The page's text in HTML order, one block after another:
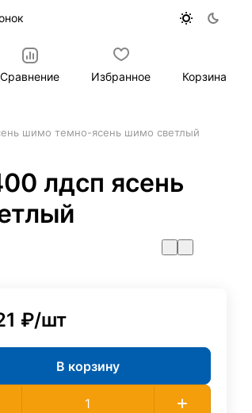
Сравнение Избранное Корзина
шимо темно-ясень шимо светлый
лдсп ясень
₽/шт
В корзину